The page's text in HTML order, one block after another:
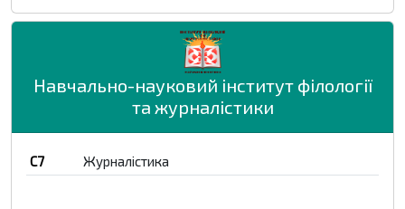
Навчально-науковий інститут філології
та журналістики
C7 Журналістика